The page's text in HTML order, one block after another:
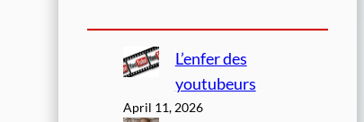
L’enfer des
youtubeurs
April 11, 2026